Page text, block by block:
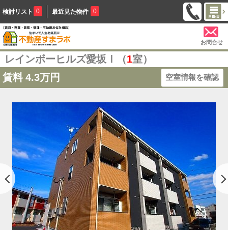
検討リスト 0 最近見た物件 0
お問合せ
レインボーヒルズ愛坂Ⅰ（1室）
賃料 4.3万円 空室情報を確認